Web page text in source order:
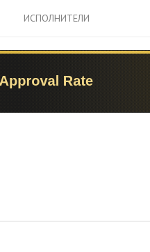
ИСПОЛНИТЕЛИ